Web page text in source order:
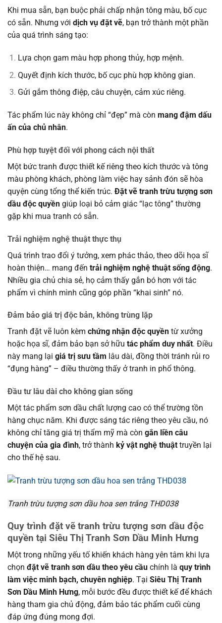
Khi mua sẵn, bạn buộc phải chấp nhận tông màu, bố cục
có sẵn. Nhưng với dịch vụ đặt vẽ, bạn trở thành một phần
của quá trình sáng tạo:
Lựa chọn gam màu hợp phong thủy, hợp mệnh.
Quyết định kích thước, bố cục phù hợp không gian.
Gửi gắm thông điệp, câu chuyện, cảm xúc riêng.
Tác phẩm lúc này không chỉ “đẹp” mà còn mang đậm dấu
ấn của chủ nhân.
Phù hợp tuyệt đối với phong cách nội thất
Một bức tranh được thiết kế riêng theo kích thước và tông
màu phòng khách, phòng làm việc hay sảnh đón sẽ hòa
quyện cùng tổng thể kiến trúc. Đặt vẽ tranh trừu tượng sơn
dầu độc quyền giúp loại bỏ cảm giác “lạc tông” thường
gặp khi mua tranh có sẵn.
Trải nghiệm nghệ thuật thực thụ
Quá trình trao đổi ý tưởng, xem phác thảo, theo dõi họa sĩ
hoàn thiện… mang đến trải nghiệm nghệ thuật sống động.
Nhiều gia chủ chia sẻ, họ cảm thấy gắn bó hơn với tác
phẩm vì chính mình cũng góp phần “khai sinh” nó.
Đảm bảo giá trị độc bản, không trùng lặp
Tranh đặt vẽ luôn kèm chứng nhận độc quyền từ xưởng
hoặc họa sĩ, đảm bảo bạn sở hữu tác phẩm duy nhất. Điều
này mang lại giá trị sưu tầm lâu dài, đồng thời tránh rủi ro
“đụng hàng” – điều thường thấy ở tranh in phổ thông.
Đầu tư lâu dài cho không gian sống
Một tác phẩm sơn dầu chất lượng cao có thể trường tồn
hàng chục năm. Khi được sáng tác riêng theo yêu cầu, nó
không chỉ tăng giá trị thẩm mỹ mà còn gắn liền câu
chuyện của gia đình, trở thành kỷ vật nghệ thuật truyền lại
cho thế hệ sau.
Tranh trừu tượng sơn dầu hoa sen trắng THD038
Quy trình đặt vẽ tranh trừu tượng sơn dầu độc
quyền tại Siêu Thị Tranh Sơn Dầu Minh Hưng
Một trong những yếu tố khiến khách hàng yên tâm khi lựa
chọn đặt vẽ tranh sơn dầu theo yêu cầu chính là quy trình
làm việc minh bạch, chuyên nghiệp. Tại Siêu Thị Tranh
Sơn Dầu Minh Hưng, mỗi bước đều được thiết kế để khách
hàng tham gia chủ động, đảm bảo tác phẩm cuối cùng
đáp ứng đúng mong đợi.